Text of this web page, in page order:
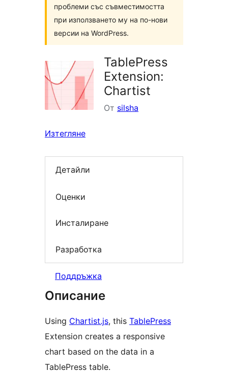
проблеми със съвместимостта
при използването му на по-нови
версии на WordPress.
TablePress
Extension:
Chartist
От silsha
Изтегляне
Детайли
Оценки
Инсталиране
Разработка
Поддръжка
Описание
Using Chartist.js, this TablePress
Extension creates a responsive
chart based on the data in a
TablePress table.